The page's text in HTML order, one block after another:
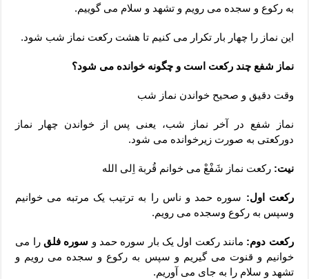
به رکوع و سجده می رویم و تشهد و سلام می گوییم.
این نماز را چهار بار تکرار می کنیم تا هشت رکعت نماز شب شود.
نماز شفع چند رکعت است و چگونه خوانده می شود؟
وقت دقیق و صحیح خواندن نماز شب
نماز شفع در آخر نماز شب، یعنی پس از خواندن چهار نماز
دورکعتی به صورت زیرخوانده می شود.
نیت: رکعت نماز شَفْعْ می خوانم قُربة اِلی الله
رکعت اول: سوره حمد و ناس را به ترتیب یک مرتبه می خوانیم
وسپس به رکوع وسجده می رویم.
رکعت دوم: مانند رکعت اول یک بار سوره حمد و سوره فلق را می
خوانیم و قنوت می گیریم و سپس به رکوع و سجده می رویم و
تشهد و سلام را به جای می آوریم.